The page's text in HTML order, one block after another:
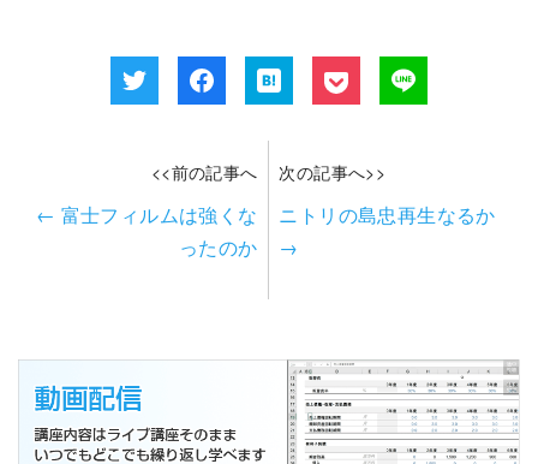
<<前の記事へ
← 富士フィルムは強くな
ったのか
次の記事へ>>
ニトリの島忠再生なるか
→